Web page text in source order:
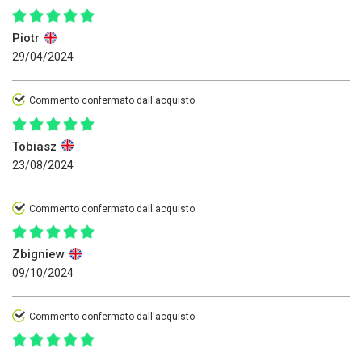
Piotr
29/04/2024
Commento confermato dall'acquisto
Tobiasz
23/08/2024
Commento confermato dall'acquisto
Zbigniew
09/10/2024
Commento confermato dall'acquisto